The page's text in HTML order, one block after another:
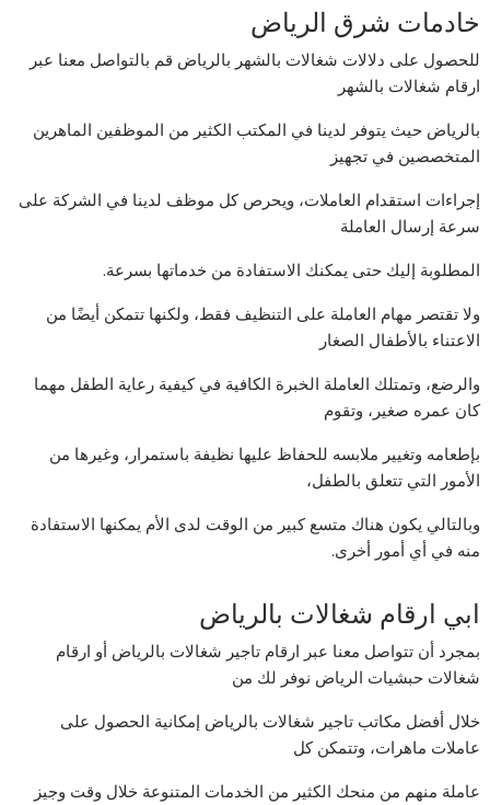
خادمات شرق الرياض
للحصول على دلالات شغالات بالشهر بالرياض قم بالتواصل معنا عبر
ارقام شغالات بالشهر
بالرياض حيث يتوفر لدينا في المكتب الكثير من الموظفين الماهرين
المتخصصين في تجهيز
إجراءات استقدام العاملات، ويحرص كل موظف لدينا في الشركة على
سرعة إرسال العاملة
المطلوبة إليك حتى يمكنك الاستفادة من خدماتها بسرعة.
ولا تقتصر مهام العاملة على التنظيف فقط، ولكنها تتمكن أيضًا من
الاعتناء بالأطفال الصغار
والرضع، وتمتلك العاملة الخبرة الكافية في كيفية رعاية الطفل مهما
كان عمره صغير، وتقوم
بإطعامه وتغيير ملابسه للحفاظ عليها نظيفة باستمرار، وغيرها من
الأمور التي تتعلق بالطفل،
وبالتالي يكون هناك متسع كبير من الوقت لدى الأم يمكنها الاستفادة
منه في أي أمور أخرى.
ابي ارقام شغالات بالرياض
بمجرد أن تتواصل معنا عبر ارقام تاجير شغالات بالرياض أو ارقام
شغالات حبشيات الرياض نوفر لك من
خلال أفضل مكاتب تاجير شغالات بالرياض إمكانية الحصول على
عاملات ماهرات، وتتمكن كل
عاملة منهم من منحك الكثير من الخدمات المتنوعة خلال وقت وجيز